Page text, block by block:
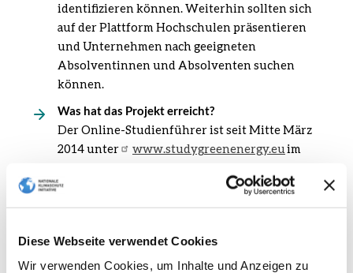
Diese Webseite verwendet Cookies
Wir verwenden Cookies, um Inhalte und Anzeigen zu
identifizieren können. Weiterhin sollten sich
auf der Plattform Hochschulen präsentieren
und Unternehmen nach geeigneten
Absolventinnen und Absolventen suchen
können.
Was hat das Projekt erreicht?
Der Online-Studienführer ist seit Mitte März
2014 unter
www.studygreenenergy.euim
August 2015 wurde das Informationsportal
von insgesamt knapp 7.000 Nutzerinnen und
besucht, wobei knapp 45 Prozent aus
Deutschland stammten. Auf